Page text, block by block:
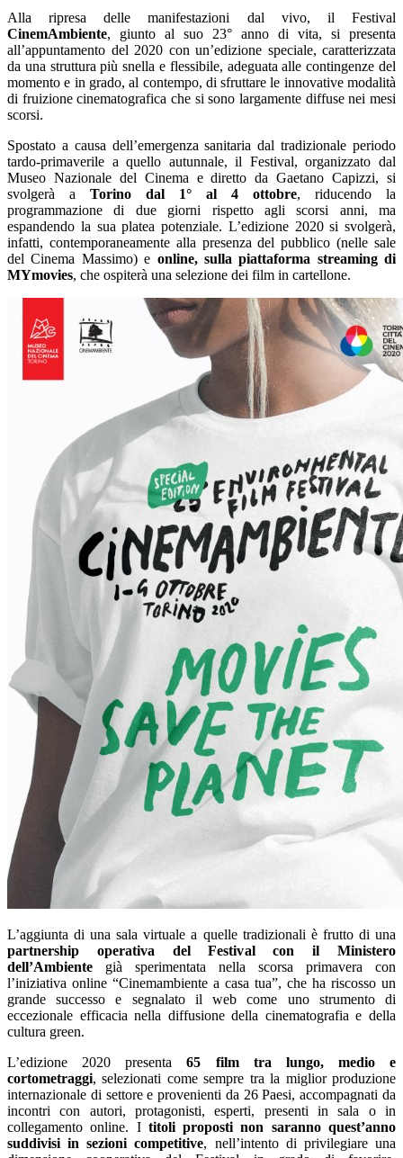
Alla ripresa delle manifestazioni dal vivo, il Festival
CinemAmbiente, giunto al suo 23° anno di vita, si presenta
all’appuntamento del 2020 con un’edizione speciale, caratterizzata
da una struttura più snella e flessibile, adeguata alle contingenze del
momento e in grado, al contempo, di sfruttare le innovative modalità
di fruizione cinematografica che si sono largamente diffuse nei mesi
scorsi.
Spostato a causa dell’emergenza sanitaria dal tradizionale periodo
tardo-primaverile a quello autunnale, il Festival, organizzato dal
Museo Nazionale del Cinema e diretto da Gaetano Capizzi, si
svolgerà a Torino dal 1° al 4 ottobre, riducendo la
programmazione di due giorni rispetto agli scorsi anni, ma
espandendo la sua platea potenziale. L’edizione 2020 si svolgerà,
infatti, contemporaneamente alla presenza del pubblico (nelle sale
del Cinema Massimo) e online, sulla piattaforma streaming di
MYmovies, che ospiterà una selezione dei film in cartellone.
L’aggiunta di una sala virtuale a quelle tradizionali è frutto di una
partnership operativa del Festival con il Ministero
dell’Ambiente già sperimentata nella scorsa primavera con
l’iniziativa online “Cinemambiente a casa tua”, che ha riscosso un
grande successo e segnalato il web come uno strumento di
eccezionale efficacia nella diffusione della cinematografia e della
cultura green.
L’edizione 2020 presenta65 film tra lungo, medio e
cortometraggi, selezionati come sempre tra la miglior produzione
internazionale di settore e provenienti da 26 Paesi, accompagnati da
incontri con autori, protagonisti, esperti, presenti in sala o in
collegamento online. I titoli proposti non saranno quest’anno
suddivisi in sezioni competitive, nell’intento di privilegiare una